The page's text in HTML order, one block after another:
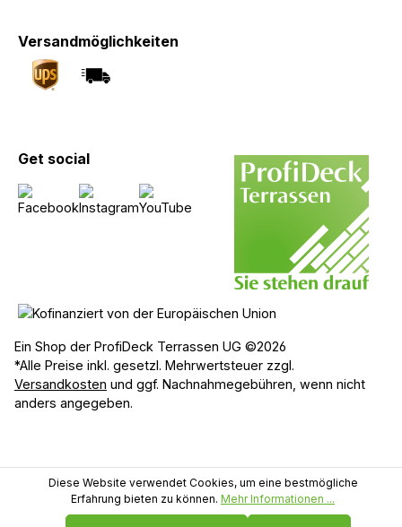
Versandmöglichkeiten
Get social
Ein Shop der ProfiDeck Terrassen UG ©2026
*Alle Preise inkl. gesetzl. Mehrwertsteuer zzgl.
Versandkosten und ggf. Nachnahmegebühren, wenn nicht
anders angegeben.
Diese Website verwendet Cookies, um eine bestmögliche
Erfahrung bieten zu können. Mehr Informationen ...